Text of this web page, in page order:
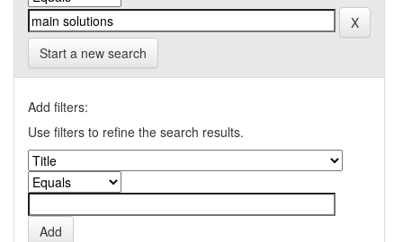
Start a new search
Add filters:
Use filters to refine the search results.